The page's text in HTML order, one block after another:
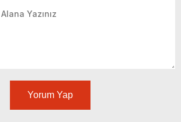
Yorum Yap